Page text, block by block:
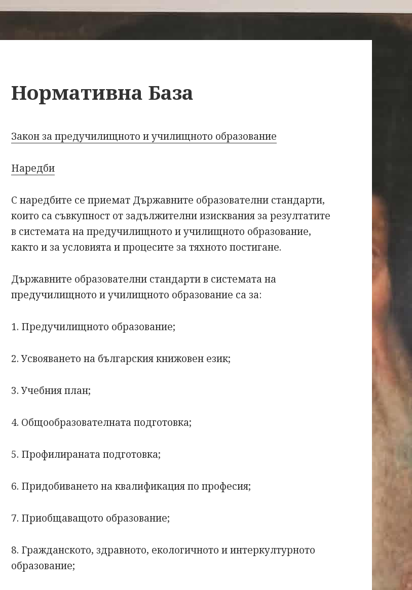
Нормативна База
Закон за предучилищното и училищното образование
Наредби
С наредбите се приемат Държавните образователни стандарти,
които са съвкупност от задължителни изисквания за резултатите
в системата на предучилищното и училищното образование,
както и за условията и процесите за тяхното постигане.
Държавните образователни стандарти в системата на
предучилищното и училищното образование са за:
1. Предучилищното образование;
2. Усвояването на българския книжовен език;
3. Учебния план;
4. Общообразователната подготовка;
5. Профилираната подготовка;
6. Придобиването на квалификация по професия;
7. Приобщаващото образование;
8. Гражданското, здравното, екологичното и интеркултурното
образование;